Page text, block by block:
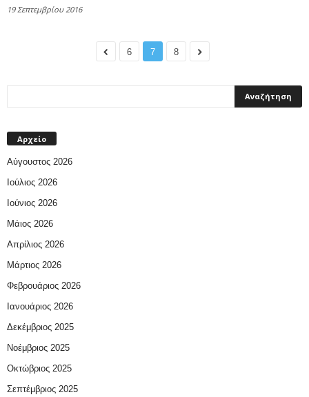
19 Σεπτεμβρίου 2016
6 7 8
Αρχείο
Αύγουστος 2026
Ιούλιος 2026
Ιούνιος 2026
Μάιος 2026
Απρίλιος 2026
Μάρτιος 2026
Φεβρουάριος 2026
Ιανουάριος 2026
Δεκέμβριος 2025
Νοέμβριος 2025
Οκτώβριος 2025
Σεπτέμβριος 2025